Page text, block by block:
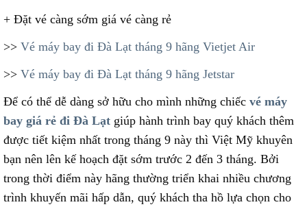
+ Đặt vé càng sớm giá vé càng rẻ
>> Vé máy bay đi Đà Lạt tháng 9 hãng Vietjet Air
>> Vé máy bay đi Đà Lạt tháng 9 hãng Jetstar
Để có thể dễ dàng sở hữu cho mình những chiếc vé máy
bay giá rẻ đi Đà Lạt giúp hành trình bay quý khách thêm
được tiết kiệm nhất trong tháng 9 này thì Việt Mỹ khuyên
bạn nên lên kế hoạch đặt sớm trước 2 đến 3 tháng. Bởi
trong thời điểm này hãng thường triển khai nhiều chương
trình khuyến mãi hấp dẫn, quý khách tha hồ lựa chọn cho